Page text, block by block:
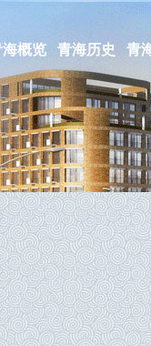
海概览 青海历史 青